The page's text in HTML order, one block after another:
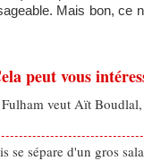
Mais bon, ce
peut vous
Fulham veut Aït
se sépare d'un gros